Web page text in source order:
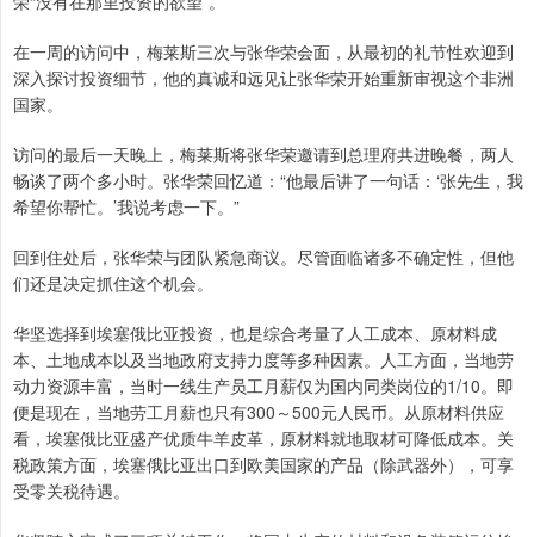
在一周的访问中，梅莱斯三次与张华荣会面，从最初的礼节性欢迎到
深入探讨投资细节，他的真诚和远见让张华荣开始重新审视这个非洲
国家。
访问的最后一天晚上，梅莱斯将张华荣邀请到总理府共进晚餐，两人
畅谈了两个多小时。张华荣回忆道：“他最后讲了一句话：‘张先生，我
希望你帮忙。’我说考虑一下。”
回到住处后，张华荣与团队紧急商议。尽管面临诸多不确定性，但他
们还是决定抓住这个机会。
华坚选择到埃塞俄比亚投资，也是综合考量了人工成本、原材料成
本、土地成本以及当地政府支持力度等多种因素。人工方面，当地劳
动力资源丰富，当时一线生产员工月薪仅为国内同类岗位的1/10。即
便是现在，当地劳工月薪也只有300～500元人民币。从原材料供应
看，埃塞俄比亚盛产优质牛羊皮革，原材料就地取材可降低成本。关
税政策方面，埃塞俄比亚出口到欧美国家的产品（除武器外），可享
受零关税待遇。